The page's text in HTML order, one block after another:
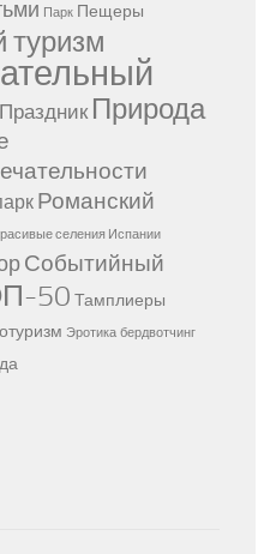
Парк Пещеры
Праздник Природа
Романский
селения Испании
Событийный
50 Тамплиеры
Эротика бердвотчинг